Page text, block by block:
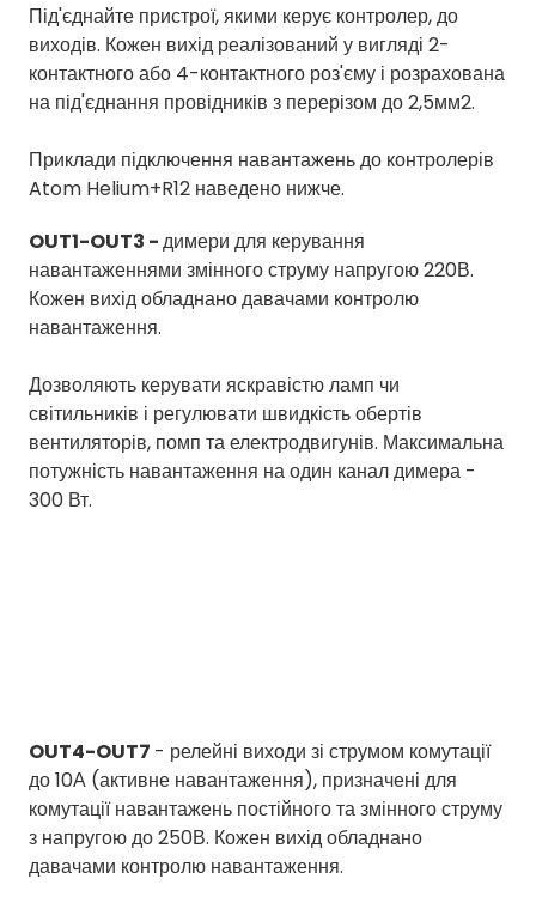
Під'єднайте пристрої, якими керує контролер, до
виходів. Кожен вихід реалізований у вигляді 2-
контактного або 4-контактного роз'єму і розрахована
на під'єднання провідників з перерізом до 2,5мм2.
Приклади підключення навантажень до контролерів
Atom Helium+R12 наведено нижче.
OUT1-OUT3 -димери для керування
навантаженнями змінного струму напругою 220В.
Кожен вихід обладнано давачами контролю
навантаження.
Дозволяють керувати яскравістю ламп чи
світильників і регулювати швидкість обертів
вентиляторів, помп та електродвигунів. Максимальна
потужність навантаження на один канал димера -
300 Вт.
OUT4-OUT7 - релейні виходи зі струмом комутації
до 10А (активне навантаження), призначені для
комутації навантажень постійного та змінного струму
з напругою до 250В. Кожен вихід обладнано
давачами контролю навантаження.